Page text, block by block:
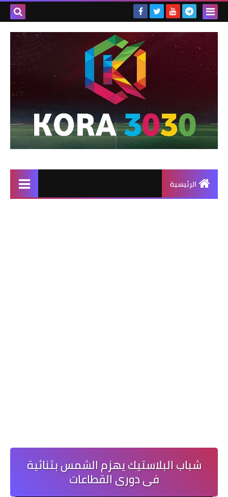
الرئيسية
شباب البلاستيك يهزم الشمس بثنائية
فى دورى القطاعات